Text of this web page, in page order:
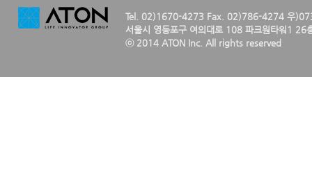
Tel. 02)1670-4273 Fax. 02)786-4274 우
서울시 영등포구 여의대로 108 파크원타워1 26
ⓒ 2014 ATON Inc. All rights reserved